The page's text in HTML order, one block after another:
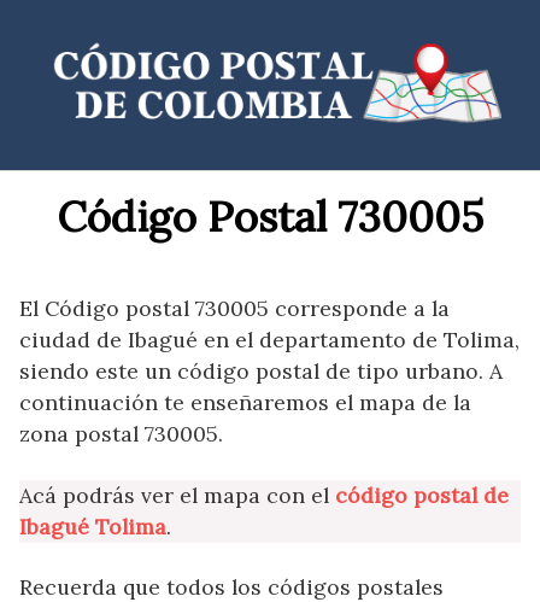
contenido
Código Postal 730005
El Código postal 730005 corresponde a la
ciudad de Ibagué en el departamento de Tolima,
siendo este un código postal de tipo urbano. A
continuación te enseñaremos el mapa de la
zona postal 730005.
Acá podrás ver el mapa con el código postal de
Ibagué Tolima.
Recuerda que todos los códigos postales